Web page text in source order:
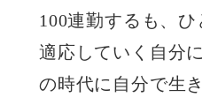
100連勤するも、
適応していく自分
の時代に自分で生